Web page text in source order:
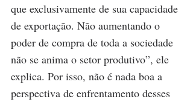
que exclusivamente de sua capacidade
de exportação. Não aumentando o
poder de compra de toda a sociedade
não se anima o setor produtivo”, ele
explica. Por isso, não é nada boa a
perspectiva de enfrentamento desses